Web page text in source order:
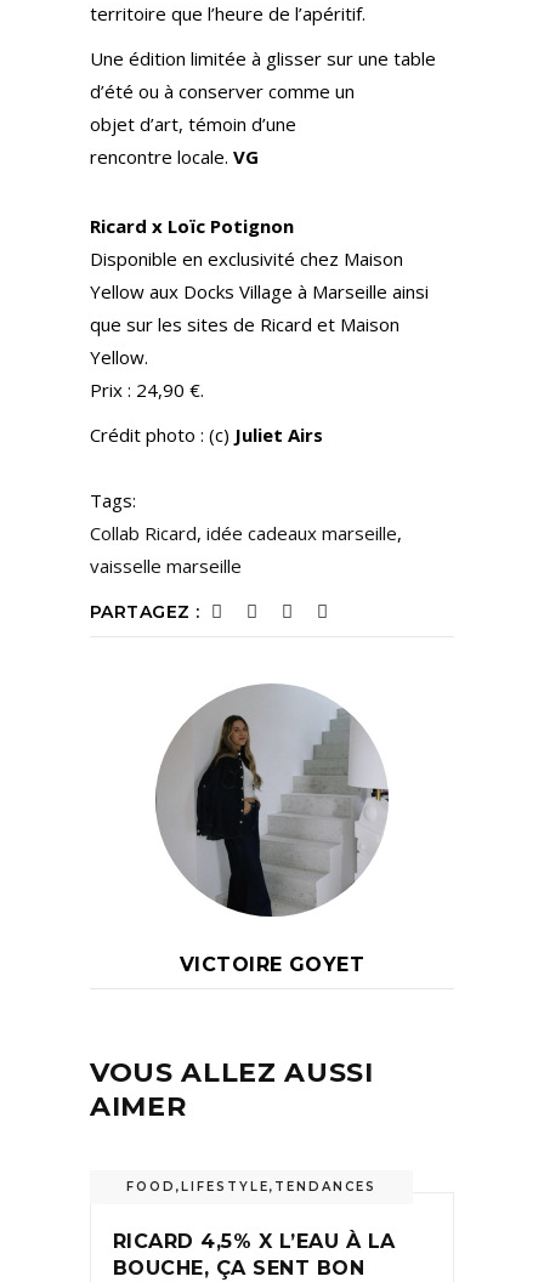
territoire que l’heure de l’apéritif.
Une édition limitée à glisser sur une table
d’été ou à conserver comme un
objet d’art, témoin d’une
rencontre locale. VG
Ricard x Loïc Potignon
Disponible en exclusivité chez Maison
Yellow aux Docks Village à Marseille ainsi
que sur les sites de Ricard et Maison
Yellow.
Prix : 24,90 €.
Crédit photo : (c) Juliet Airs
Tags:
Collab Ricard, idée cadeaux marseille,
vaisselle marseille
PARTAGEZ :
VICTOIRE GOYET
VOUS ALLEZ AUSSI
AIMER
FOOD , LIFESTYLE, TENDANCES
RICARD 4,5% X L’EAU À LA
BOUCHE, ÇA SENT BON